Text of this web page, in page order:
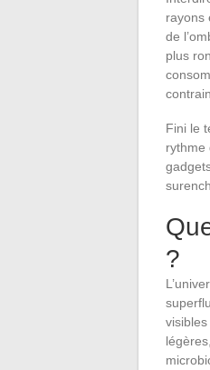
rayons
de
plus
Fini le
rythme
?